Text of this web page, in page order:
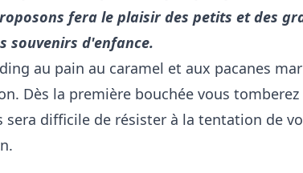
fera le plaisir des petits et des
souvenirs d'enfance.
au pain au caramel et aux pacanes
Dès la première bouchée vous
sera difficile de résister à la tentation de